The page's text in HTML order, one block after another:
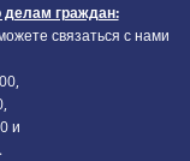
делам граждан:
связаться с нами
и